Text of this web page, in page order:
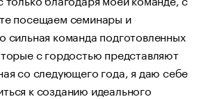
посещаем семинары и
сильная команда подготовленных
с гордостью представляют
со следующего года, я даю себе
к созданию идеального